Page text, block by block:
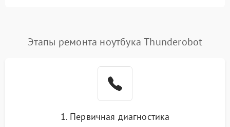
невозможность зарядки,
2500 ₽ Подробнее →
2000 ₽
Перегрев из‑за пыли,
Этапы ремонта ноутбука Thunderobot
1. Первичная диагностика